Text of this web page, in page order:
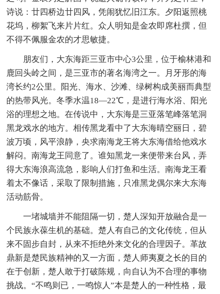
诗说：廿四桥边廿四风，凭闹犹忆旧江东。夕阳返照桃
花坞，柳絮飞来片片红。众人明知是金农即席杜撰，但
不得不佩服金农的才思敏捷。
朋友们，大东海距三亚市中心3公里，位于榆林港和
鹿回头岭之间，是三亚市的著名海湾之一。月牙形的海
湾长约2公里。阳光、海水、沙滩、绿树构成美丽而典型
的热带风光。冬季水温18—22℃，是进行海水浴、阳光
浴的理想之地。在传说中，大东海是三亚落笔峰落笔洞
黑龙戏水的地方。相传黑龙看中了大东海晴空丽日，碧
波万顷，风平浪静，央求南海龙王将大东海借给他戏水
解闷。南海龙王同意了。谁知黑龙一来便带来台风，弄
得大东海浪高流急，影响人们打鱼和生活。南海龙王看
着太不像话，采取了限制措施，只准黑龙偶尔来大东海
活动筋骨。
一堵城墙并不能阻隔一切，楚人深知开放融合是一
个民族永葆生机的基础。楚人有自己的文化传统，但从
来不固步自封，从来不拒绝外来文化的合理因子。革故
鼎新是楚民族精神的又一方面，楚人师夷夏之长的目的
在于创新，楚人敢于打破陈规，向自认为不合理的事物
挑战。“不鸣则已，一鸣惊人”本是楚人的一种性格，最